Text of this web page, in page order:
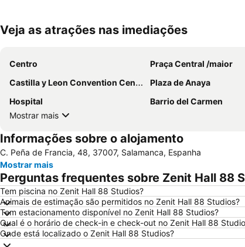
Veja as atrações nas imediações
Centro Praça Central /maior
Castilla y Leon Convention Center
Plaza de Anaya
Hospital
Barrio del Carmen
Mostrar mais
Informações sobre o alojamento
C. Peña de Francia, 48, 37007, Salamanca, Espanha
Mostrar mais
Perguntas frequentes sobre Zenit Hall 88
Tem piscina no Zenit Hall 88 Studios?
Animais de estimação são permitidos no Zenit Hall 88 Studios?
Tem estacionamento disponível no Zenit Hall 88 Studios?
Qual é o horário de check-in e check-out no Zenit Hall 88
Onde está localizado o Zenit Hall 88 Studios?